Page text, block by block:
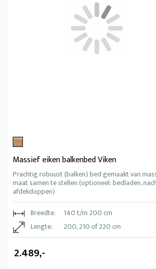
Massief eiken balkenbed Viken
Prachtig robuust (balken) bed gemaakt van
maat samen te stellen (optioneel: bedladen,
afdekdoppen)
Breedte:
140 t/m 200 cm
Lengte:
200, 210 of 220 cm
2.489,-